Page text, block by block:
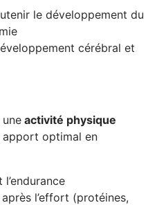
le développement du
cérébral et
activité physique
apport optimal en
l’endurance
l’effort (protéines,